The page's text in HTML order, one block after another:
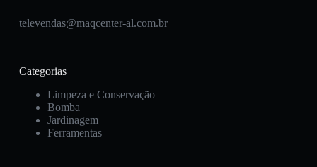
televendas@maqcenter-al.com.br
Categorias
Limpeza e Conservação
Bomba
Jardinagem
Ferramentas